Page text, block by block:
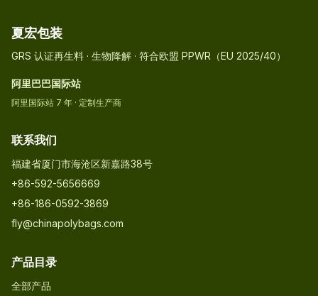
夏宏包装
GRS 认证再生料 · 生物降解 · 符合欧盟 PPWR（EU 2025/40）
阿里巴巴国际站
阿里国际站 7 年 · 定制生产商
联系我们
福建省厦门市海沧区新嘉路38号
+86-592-5656669
+86-186-0592-3869
fly@chinapolybags.com
产品目录
全部产品